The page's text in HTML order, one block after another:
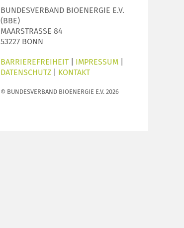
BUNDESVERBAND BIOENERGIE E.V.
(BBE)
MAARSTRASSE 84
53227 BONN
BARRIEREFREIHEIT IMPRESSUM
DATENSCHUTZ
KONTAKT
© BUNDESVERBAND BIOENERGIE E.V. 2026